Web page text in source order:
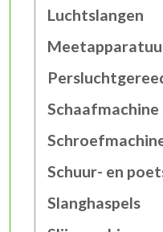
Luchtslangen
Schaafmachine
Schuur- en
Slanghaspels